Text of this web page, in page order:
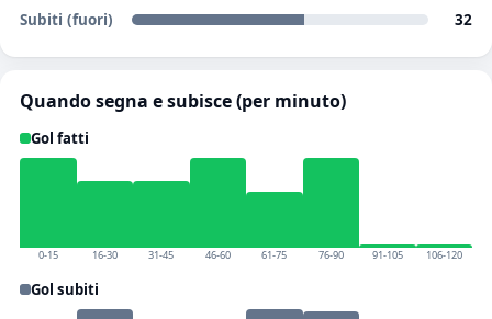
Subiti (fuori)
32
Quando segna e subisce (per minuto)
Gol fatti
0-15 16-30 31-45 46-60 61-75 76-90 91-105 106-120
Gol subiti